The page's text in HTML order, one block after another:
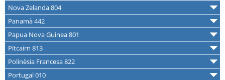
Nova Zelanda 804
Panamà 442
Papua Nova Guinea 801
Pitcairn 813
Polinèsia Francesa 822
Portugal 010